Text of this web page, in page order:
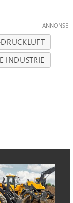
INDUSTRIE